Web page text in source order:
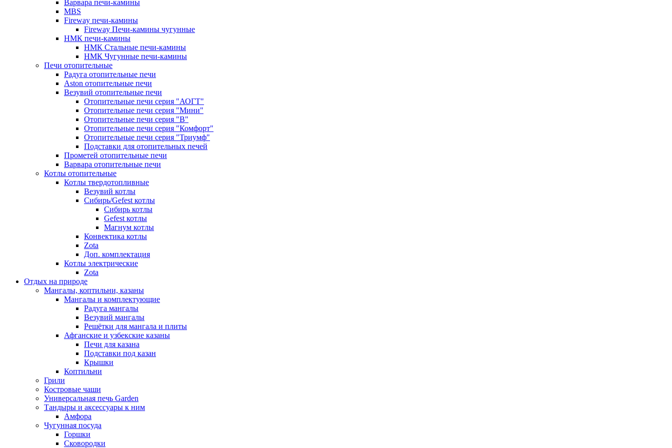
Варвара печи-камины
MBS
Fireway печи-камины
Fireway Печи-камины чугунные
НМК печи-камины
НМК Стальные печи-камины
НМК Чугунные печи-камины
Печи отопительные
Радуга отопительные печи
Aston отопительные печи
Везувий отопительные печи
Отопительные печи серия "АОГТ"
Отопительные печи серия "Мини"
Отопительные печи серия "В"
Отопительные печи серия "Комфорт"
Отопительные печи серия "Триумф"
Подставки для отопительных печей
Прометей отопительные печи
Варвара отопительные печи
Котлы отопительные
Котлы твердотопливные
Везувий котлы
Сибирь/Gefest котлы
Сибирь котлы
Gefest котлы
Магнум котлы
Конвектика котлы
Zota
Доп. комплектация
Котлы электрические
Zota
Отдых на природе
Мангалы, коптильни, казаны
Мангалы и комплектующие
Радуга мангалы
Везувий мангалы
Решётки для мангала и плиты
Афганские и узбекские казаны
Печи для казана
Подставки под казан
Крышки
Коптильни
Грили
Костровые чаши
Универсальная печь Garden
Тандыры и аксессуары к ним
Амфора
Чугунная посуда
Горшки
Сковородки